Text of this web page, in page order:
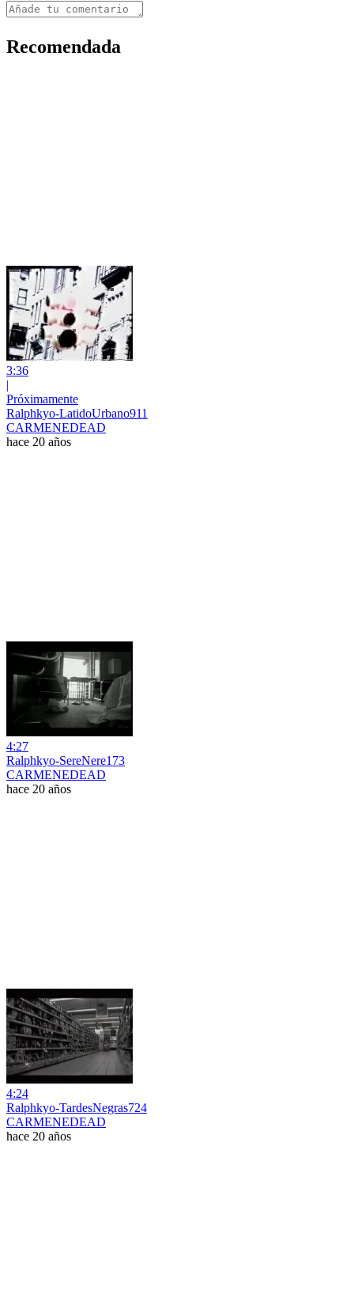
Recomendada
3:36
|
Próximamente
Ralphkyo-LatidoUrbano911
CARMENEDEAD
hace 20 años
4:27
Ralphkyo-SereNere173
CARMENEDEAD
hace 20 años
4:24
Ralphkyo-TardesNegras724
CARMENEDEAD
hace 20 años